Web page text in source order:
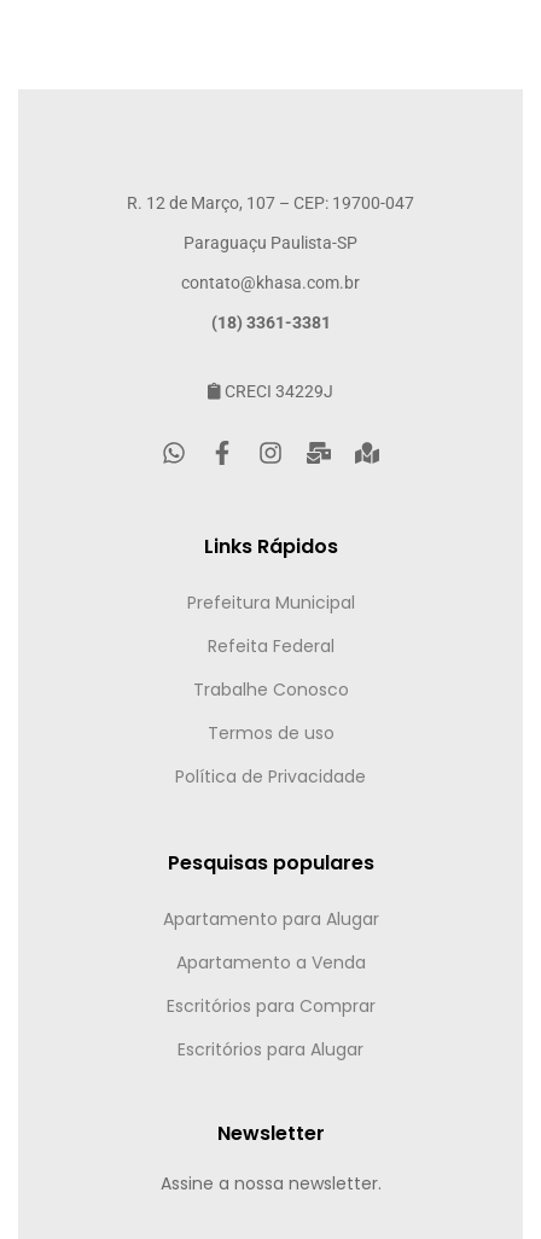
R. 12 de Março, 107 – CEP: 19700-047
Paraguaçu Paulista-SP
contato@khasa.com.br
(18) 3361-3381
CRECI 34229J
Links Rápidos
Prefeitura Municipal
Refeita Federal
Trabalhe Conosco
Termos de uso
Política de Privacidade
Pesquisas populares
Apartamento para Alugar
Apartamento a Venda
Escritórios para Comprar
Escritórios para Alugar
Newsletter
Assine a nossa newsletter.